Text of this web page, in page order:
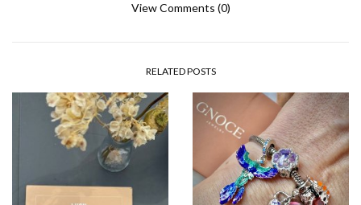
View Comments (0)
RELATED POSTS